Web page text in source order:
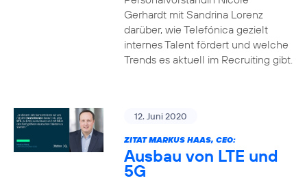
Gerhardt mit Sandrina Lorenz
darüber, wie Telefónica gezielt
internes Talent fördert und welche
Trends es aktuell im Recruiting gibt.
12. Juni 2020
ZITAT MARKUS HAAS, CEO:
Ausbau von LTE und
5G